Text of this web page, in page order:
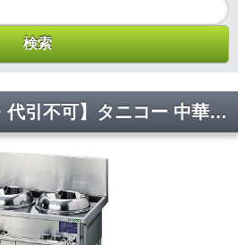
【新品・送料無料・代引不可】タニコー 中華レンジ TGCR-A100 炒め用2口 W1000×D750×H800(mm)